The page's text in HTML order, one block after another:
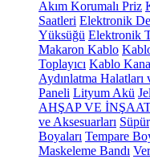
Akım Korumalı Priz
Saatleri Elektronik
Yüksüğü Elektronik
Makaron Kablo
Toplayıcı Kablo
Aydınlatma
Paneli Lityum Akü
AHŞAP VE
ve Aksesuarları
Boyaları Tempare
Maskeleme Bandı